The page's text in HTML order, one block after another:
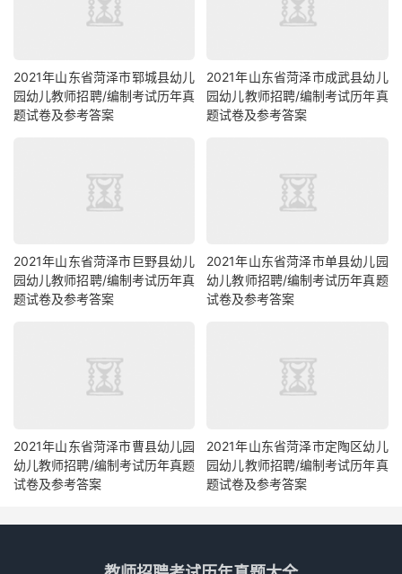
2021年山东省菏泽市郓城县幼儿
园幼儿教师招聘/编制考试历年真
题试卷及参考答案
2021年山东省菏泽市成武县幼儿
园幼儿教师招聘/编制考试历年真
题试卷及参考答案
2021年山东省菏泽市巨野县幼儿
园幼儿教师招聘/编制考试历年真
题试卷及参考答案
2021年山东省菏泽市单县幼儿园
幼儿教师招聘/编制考试历年真题
试卷及参考答案
2021年山东省菏泽市曹县幼儿园
幼儿教师招聘/编制考试历年真题
试卷及参考答案
2021年山东省菏泽市定陶区幼儿
园幼儿教师招聘/编制考试历年真
题试卷及参考答案